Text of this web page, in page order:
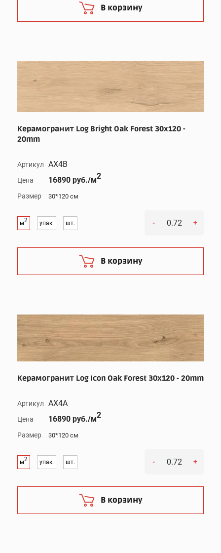
В корзину
Керамогранит Log Bright Oak Forest 30x120 -
20mm
Артикул AX4B
Цена 16890 руб./м2
Размер 30*120 см
м2 упак. шт. - +
В корзину
Керамогранит Log Icon Oak Forest 30x120 - 20mm
Артикул AX4A
Цена 16890 руб./м2
Размер 30*120 см
м2 упак. шт. - +
В корзину